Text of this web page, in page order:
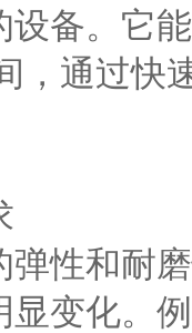
备。它
通过快
性和耐
变化。